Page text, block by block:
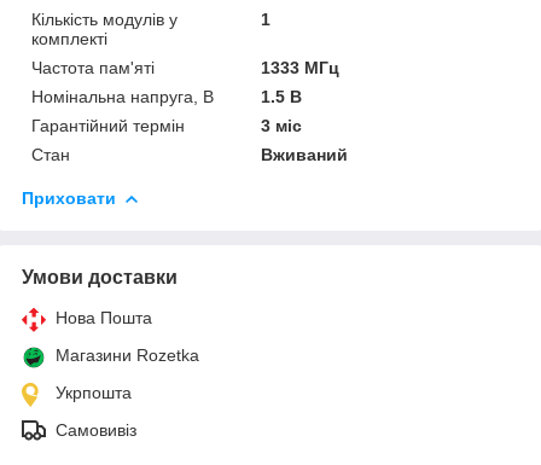
Кількість модулів у
комплекті
1
Частота пам'яті
1333 МГц
Номінальна напруга, В
1.5 В
Гарантійний термін
3 міс
Стан
Вживаний
Приховати
Умови доставки
Нова Пошта
Магазини Rozetka
Укрпошта
Самовивіз